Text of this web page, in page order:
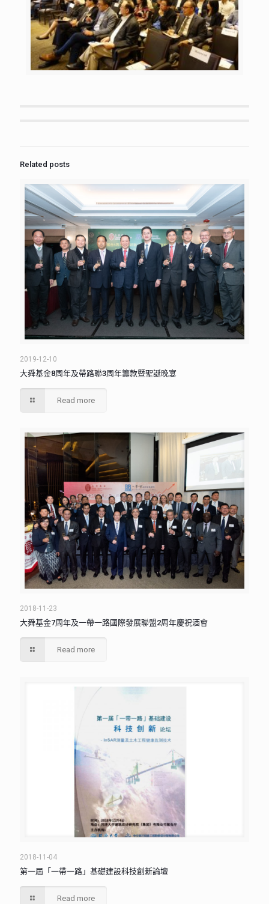
Related posts
2019-12-10
大舜基金8周年及帶路聯3周年籌款暨聖誕晚宴
Read more
2018-11-23
大舜基金7周年及一帶一路國際發展聯盟2周年慶祝酒會
Read more
2018-11-04
第一屆「一帶一路」基礎建設科技創新論壇
Read more